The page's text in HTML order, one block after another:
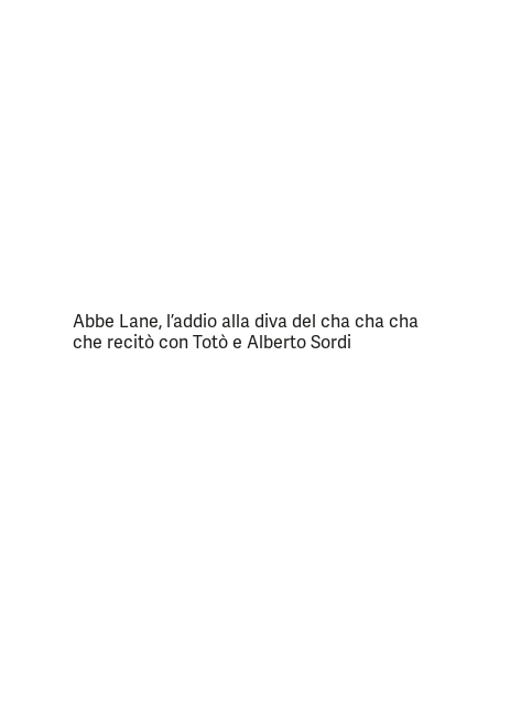
Abbe Lane, l’addio alla diva del cha cha cha
che recitò con Totò e Alberto Sordi